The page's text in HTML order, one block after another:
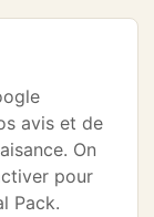
avis et de
On
pour
Pack.